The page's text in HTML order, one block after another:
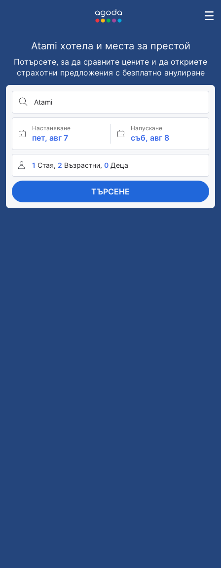
Atami хотела и места за престой
Потърсете, за да сравните цените и да откриете
страхотни предложения с безплатно анулиране
Atami
Настаняване
пет, авг 7
Напускане
съб, авг 8
1 Стая, 2 Възрастни, 0 Деца
ТЪРСЕНЕ